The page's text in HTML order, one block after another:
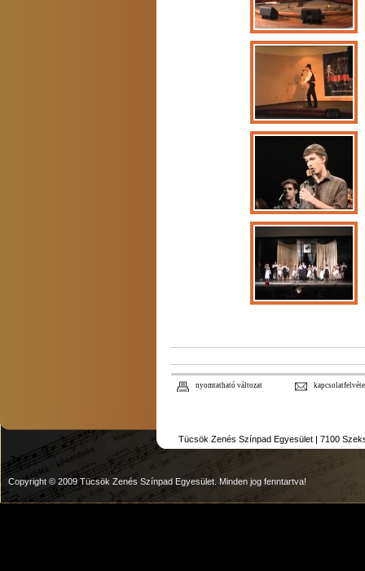
nyomtatható változat
Tücsök Zenés Színpad Egyesület | 7100
Copyright © 2009 Tücsök Zenés Színpad Egyesület. Minden jog fenntartva!